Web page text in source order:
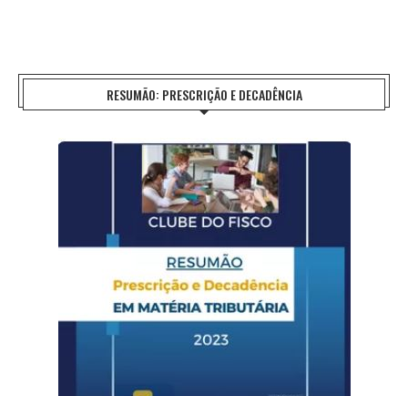
RESUMÃO: PRESCRIÇÃO E DECADÊNCIA